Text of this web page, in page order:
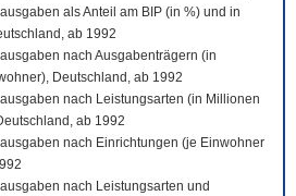
als Anteil am BIP (in %) und in
ab 1992
nach Ausgabenträgern (in
Deutschland, ab 1992
nach Leistungsarten (in Millionen
ab 1992
nach Einrichtungen (je Einwohner
nach Leistungsarten und